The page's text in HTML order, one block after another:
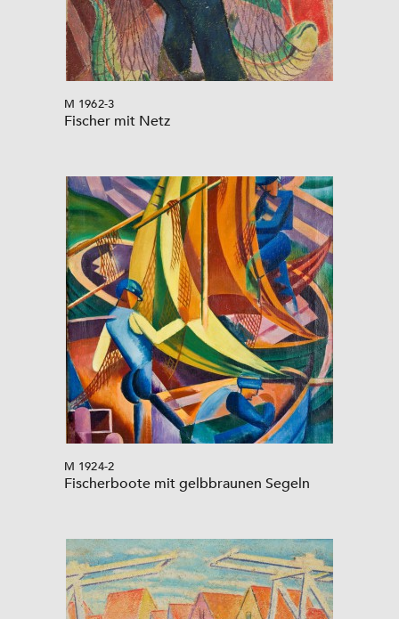
M 1962-3
Fischer mit Netz
M 1924-2
Fischerboote mit gelbbraunen Segeln